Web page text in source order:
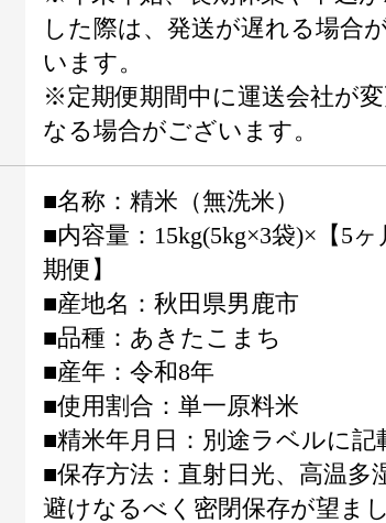
した際は、発送が遅れる場合
います。
※定期便期間中に運送会社が
なる場合がございます。
■名称：精米（無洗米）
■内容量：15kg(5kg×3袋)×【5ヶ
期便】
■産地名：秋田県男鹿市
■品種：あきたこまち
■産年：令和8年
■使用割合：単一原料米
■精米年月日：別途ラベルに記
■保存方法：直射日光、高温多
避けなるべく密閉保存が望ま